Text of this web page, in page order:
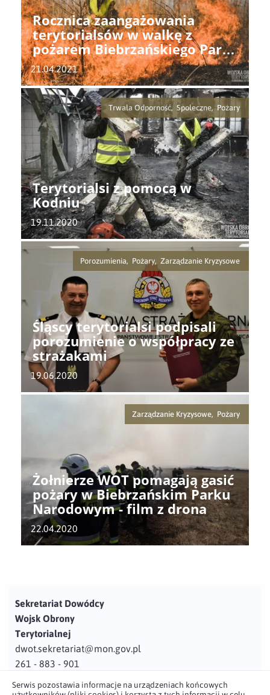
Rocznica zaangażowania
terytorialsów w walkę z
pożarem Biebrzańskiego Parku
Narodowego
21.04.2021
Trwała Odporność, Społeczne, Pożary
Terytorialsi z pomocą w
Kodniu
19.11.2020
Porozumienia, Pożary, Zarządzanie Kryzysowe
Śląscy terytorialsi podpisali
porozumienie o współpracy ze
strażakami
19.06.2020
Zarządzanie Kryzysowe, Pożary
Żołnierze WOT pomagają gasić
pożary w Biebrzańskim Parku
Narodowym - film z drona
22.04.2020
Sekretariat Dowódcy
Wojsk Obrony
Terytorialnej
dwot.sekretariat@mon.gov.pl
261 - 883 - 901
Adres
Serwis pozostawia informacje na urządzeniach końcowych